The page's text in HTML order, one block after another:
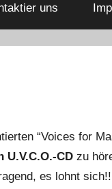
uns
“Voices for
U.V.C.O.-CD zu
es lohnt